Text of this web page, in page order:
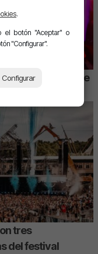
con su versión de
tres
del festival
.
el botón "Aceptar" o
"Configurar".
Configurar